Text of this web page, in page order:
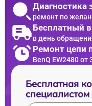
Диагностика
ремонт по
Бесплатный
в день
Ремонт цепи
BenQ EW2480 от
Бесплатная
специалистом